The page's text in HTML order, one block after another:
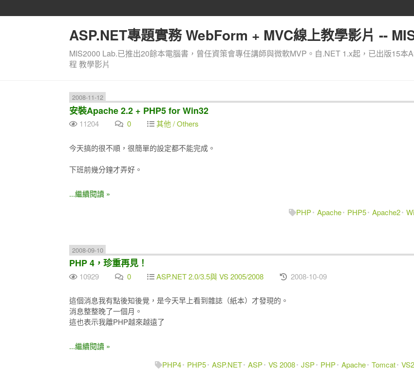
ASP.NET專題實務 WebForm + MVC線上教學影片 --
MIS2000 Lab.已推出20餘本電腦書，曾任資策會專任講師與微軟MVP。自.NET 1.x起，已出版15本
程 教學影片
2008-11-12
安裝Apache 2.2 + PHP5 for Win32
11204 0 其他 / Others
今天搞的很不順，很簡單的設定都不能完成。
下班前幾分鐘才弄好。
...繼續閱讀 »
PHP Apache PHP5 Apache2
2008-09-10
PHP 4，珍重再見！
10929 0 ASP.NET 2.0/3.5與 VS 2005/2008 2008-10-09
這個消息我有點後知後覺，是今天早上看到雜誌（紙本）才發現的。
消息整整晚了一個月。
這也表示我離PHP越來越遠了
...繼續閱讀 »
PHP4
PHP5 ASP.NET ASP VS 2008 JSP PHP Apache Tomcat